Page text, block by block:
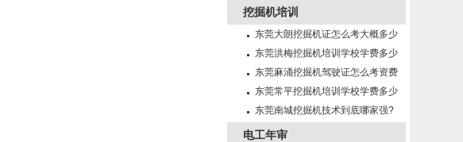
里报名?
挖掘机培训
东莞大朗挖掘机证怎么考大概多少
钱?在哪里报名？
东莞洪梅挖掘机培训学校学费多少
钱?
东莞麻涌挖掘机驾驶证怎么考资费
多少?
东莞常平挖掘机培训学校学费多少
钱?
东莞南城挖掘机技术到底哪家强?
电工年审